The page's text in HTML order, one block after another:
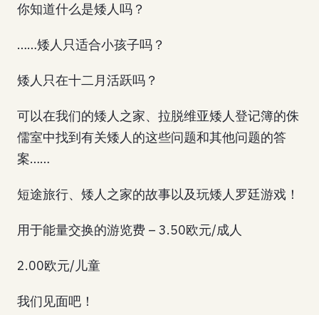
你知道什么是矮人吗？
……矮人只适合小孩子吗？
矮人只在十二月活跃吗？
可以在我们的矮人之家、拉脱维亚矮人登记簿的侏
儒室中找到有关矮人的这些问题和其他问题的答
案……
短途旅行、矮人之家的故事以及玩矮人罗廷游戏！
用于能量交换的游览费 – 3.50欧元/成人
2.00欧元/儿童
我们见面吧！